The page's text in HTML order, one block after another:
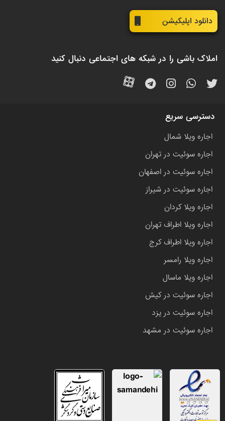
دانلود اپلیکیشن
املاک باشی را در شبکه های اجتماعی دنبال کنید
دسترسی سریع
اجاره ویلا شمال
اجاره سوئیت در تهران
اجاره سوئیت در اصفهان
اجاره سوئیت در شیراز
اجاره ویلا کردان
اجاره ویلا اطراف تهران
اجاره ویلا اطراف کرج
اجاره ویلا رامسر
اجاره ویلا ماسال
اجاره سوئیت در کیش
اجاره سوئیت در یزد
اجاره سوئیت در مشهد